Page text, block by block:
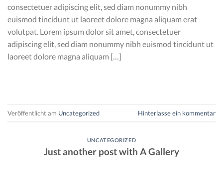
consectetuer adipiscing elit, sed diam nonummy nibh
euismod tincidunt ut laoreet dolore magna aliquam erat
volutpat. Lorem ipsum dolor sit amet, consectetuer
adipiscing elit, sed diam nonummy nibh euismod tincidunt ut
laoreet dolore magna aliquam […]
Veröffentlicht am Uncategorized Hinterlasse ein kommentar
UNCATEGORIZED
Just another post with A Gallery